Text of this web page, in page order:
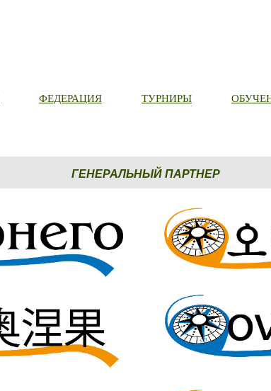
ФЕДЕРАЦИЯ ТУРНИРЫ
ГЕНЕРАЛЬНЫЙ ПАРТНЕР